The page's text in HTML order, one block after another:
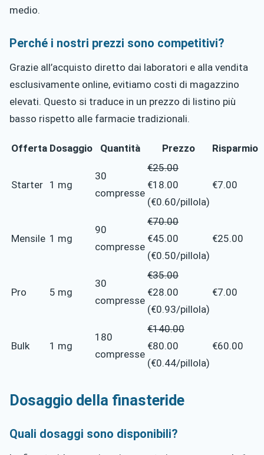
medio.
Perché i nostri prezzi sono competitivi?
Grazie all’acquisto diretto dai laboratori e alla vendita
esclusivamente online, evitiamo costi di magazzino
elevati. Questo si traduce in un prezzo di listino più
basso rispetto alle farmacie tradizionali.
Offerta Dosaggio Quantità Prezzo Risparmio
Starter 1 mg
30
compresse
€25.00
€18.00
(€0.60/pillola)
€7.00
Mensile 1 mg
90
compresse
€70.00
€45.00
(€0.50/pillola)
€25.00
Pro 5 mg
30
compresse
€35.00
€28.00
(€0.93/pillola)
€7.00
Bulk 1 mg
180
compresse
€140.00
€80.00
(€0.44/pillola)
€60.00
Dosaggio della finasteride
Quali dosaggi sono disponibili?